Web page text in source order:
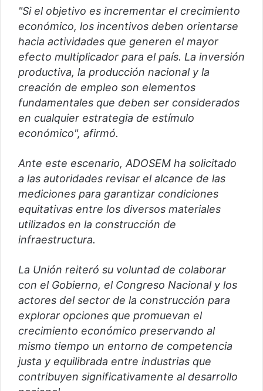
"Si el objetivo es incrementar el crecimiento
económico, los incentivos deben orientarse
hacia actividades que generen el mayor
efecto multiplicador para el país. La inversión
productiva, la producción nacional y la
creación de empleo son elementos
fundamentales que deben ser considerados
en cualquier estrategia de estímulo
económico", afirmó.
Ante este escenario, ADOSEM ha solicitado
a las autoridades revisar el alcance de las
mediciones para garantizar condiciones
equitativas entre los diversos materiales
utilizados en la construcción de
infraestructura.
La Unión reiteró su voluntad de colaborar
con el Gobierno, el Congreso Nacional y los
actores del sector de la construcción para
explorar opciones que promuevan el
crecimiento económico preservando al
mismo tiempo un entorno de competencia
justa y equilibrada entre industrias que
contribuyen significativamente al desarrollo